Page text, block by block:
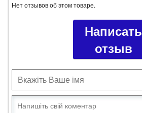
Нет отзывов об этом товаре.
Написать
отзыв